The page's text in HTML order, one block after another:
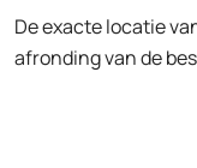
De exacte locatie
afronding van de